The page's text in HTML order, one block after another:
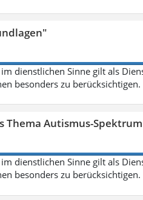
dienstlichen Sinne gilt als
besonders zu berücksichtigen.
Thema Autismus-
dienstlichen Sinne gilt als
besonders zu berücksichtigen.